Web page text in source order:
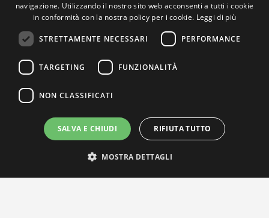
navigazione. Utilizzando il nostro sito web acconsenti a tutti i cookie
in conformità con la nostra policy per i cookie. Leggi di più
STRETTAMENTE NECESSARI PERFORMANCE
TARGETING FUNZIONALITÀ
NON CLASSIFICATI
SALVA E CHIUDI RIFIUTA TUTTO
MOSTRA DETTAGLI